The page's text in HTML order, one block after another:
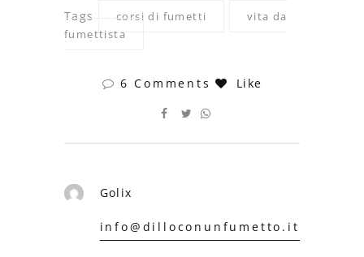
Tags corsi di fumetti
vita da
fumettista
6 Comments Like
Golix
info@dilloconunfumetto.it